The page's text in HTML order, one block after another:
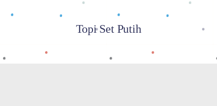
Topi Set Putih